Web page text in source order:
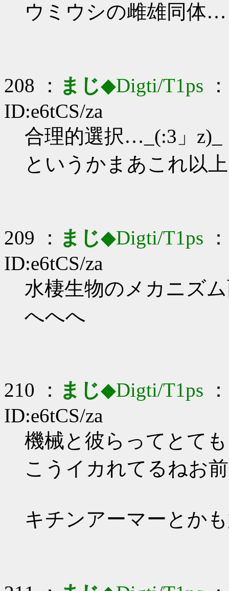
ウミウシの雌雄同体…
208 ： まじ◆Digti/T1ps
ID:e6tCS/za
合理的選択…_(:3」z)_
というかまあこれ以
209 ： まじ◆Digti/T1ps
ID:e6tCS/za
水棲生物のメカニズ
へへへ
210 ： まじ◆Digti/T1ps
ID:e6tCS/za
機械と彼らってとて
こうイカれてるねお
キチンアーマーとか